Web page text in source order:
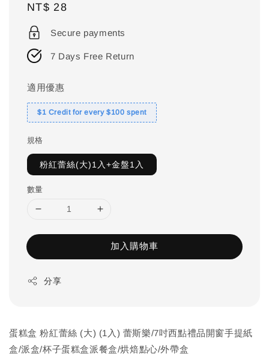
Regular
price
NT$ 28
Secure payments
7 Days Free Return
適用優惠
$1 Credit for every $100 spent
規格
粉紅蕾絲(大)1入+金盤1入
數量
加入購物車
分享
蛋糕盒 粉紅蕾絲 (大) (1入) 蕾斯樂/7吋西點禮品開窗手提紙
盒/派盒/杯子蛋糕盒派餐盒/烘焙點心/外帶盒